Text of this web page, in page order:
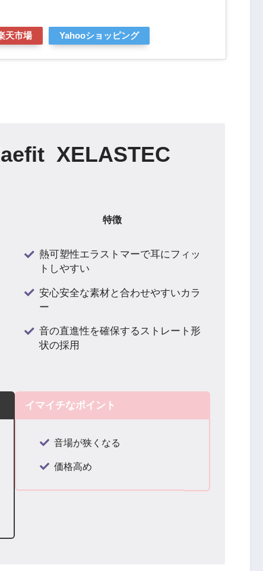
天市場 Yahooショッピング
XELASTEC
特徴
熱可塑性エラストマーで耳にフィッ
トしやすい
安心安全な素材と合わせやすいカラ
ー
音の直進性を確保するストレート形
状の採用
イマイチなポイント
音場が狭くなる
価格高め